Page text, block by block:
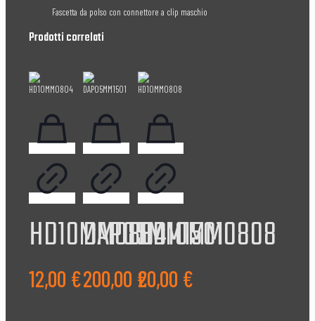
Fascetta da polso con connettore a clip maschio
Prodotti correlati
HD10MM0804
12,00 €
DAP05MM1501
200,00 €
HD10MM0808
20,00 €